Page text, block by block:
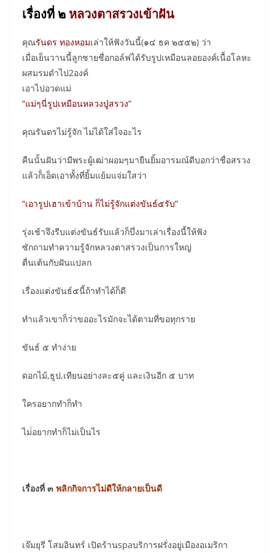
เรื่องที่ ๒ หลวงตาสรวงเข้าฝัน
คุณรันดร ทองหอมเล่าให้ฟังวันนี้(๑๔ ธค ๒๕๕๒) ว่า
เมื่อเย็นวานนี้ลูกชายชื่อกอล์ฟได้รับรูปเหมือนลอยองค์เนื้อโลหะ
ผสมรมดำไป2องค์
เอาไปอวดแม่
“แม่ๆนี่รูปเหมือนหลวงปู่สรวง”
คุณรันดรไม่รู้จัก ไม่ได้ใส่ใจอะไร
คืนนั้นฝันว่ามีพระผู้เฒ่าผอมๆมายืนยิ้มอารมณ์ดีบอกว่าชื่อสรวง
แล้วก็่เอ็ดเอาทั้งที่ยิ้มแย้มแจ่มใสว่า
“เอารูปเฮาเข้าบ้าน ก็ไม่รู้จักแต่งขันธ์๕รับ”
รุ่งเช้าจึงรีบแต่งขันธ์รับแล้วก็บึ่งมาเล่าเรื่องนี้ให้ฟัง
ซักถามทำความรู้จักหลวงตาสรวงเป็นการใหญ่
ตื่นเต้นกับฝันแปลก
เรื่องแต่งขันธ์๕นี้ถ้าทำได้ก็ดี
ทำแล้วเขาก็ว่าขออะไรมักจะได้ตามที่ขอทุกราย
ขันธ์ ๕ ทำง่าย
ดอกไม้,ธูป,เทียนอย่างละ๕คู่ และเงินอีก ๕ บาท
ใครอยากทำก็ทำ
ไม่่อยากทำก็ไม่เป็นไร
เรื่องที่ ๓ พลิกกิจการไม่ดีให้กลายเป็นดี
เจ๊มยุรี โสมอินทร์ เปิดร้านspaบริการฝรั่งอยู่เมืองอเมริกา